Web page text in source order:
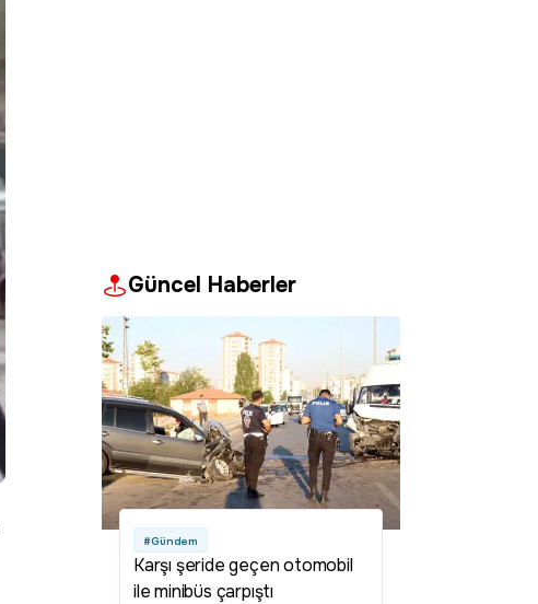
Güncel Haberler
#Gündem
Karşı şeride geçen otomobil
ile minibüs çarpıştı